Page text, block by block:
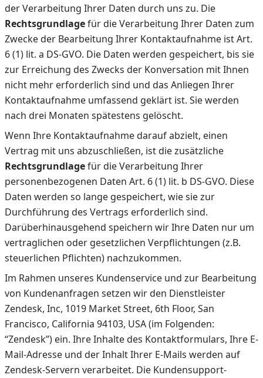
der Verarbeitung Ihrer Daten durch uns zu. Die
Rechtsgrundlagefür die Verarbeitung Ihrer Daten zum
Zwecke der Bearbeitung Ihrer Kontaktaufnahme ist Art.
6 (1) lit. a DS-GVO. Die Daten werden gespeichert, bis sie
zur Erreichung des Zwecks der Konversation mit Ihnen
nicht mehr erforderlich sind und das Anliegen Ihrer
Kontaktaufnahme umfassend geklärt ist. Sie werden
nach drei Monaten spätestens gelöscht.
Wenn Ihre Kontaktaufnahme darauf abzielt, einen
Vertrag mit uns abzuschließen, ist die zusätzliche
Rechtsgrundlagefür die Verarbeitung Ihrer
personenbezogenen Daten Art. 6 (1) lit. b DS-GVO. Diese
Daten werden so lange gespeichert, wie sie zur
Durchführung des Vertrags erforderlich sind.
Darüberhinausgehend speichern wir Ihre Daten nur um
vertraglichen oder gesetzlichen Verpflichtungen (z.B.
steuerlichen Pflichten) nachzukommen.
Im Rahmen unseres Kundenservice und zur Bearbeitung
von Kundenanfragen setzen wir den Dienstleister
Zendesk, Inc, 1019 Market Street, 6th Floor, San
Francisco, California 94103, USA (im Folgenden:
“Zendesk”) ein. Ihre Inhalte des Kontaktformulars, Ihre E-
Mail-Adresse und der Inhalt Ihrer E-Mails werden auf
Zendesk-Servern verarbeitet. Die Kundensupport-